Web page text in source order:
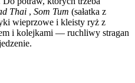
Thai , Som Tum (sałatka z
wieprzowe i kleisty ryż z
i kolejkami — ruchliwy stragan